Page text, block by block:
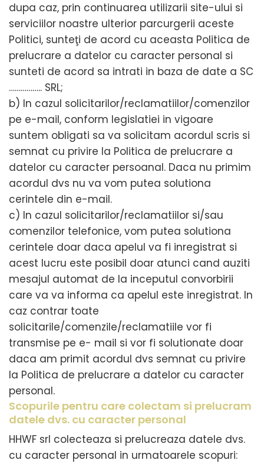
dupa caz, prin continuarea utilizarii site-ului si
serviciilor noastre ulterior parcurgerii aceste
Politici, sunteţi de acord cu aceasta Politica de
prelucrare a datelor cu caracter personal si
sunteti de acord sa intrati in baza de date a SC
…………….. SRL;
b) In cazul solicitarilor/reclamatiilor/comenzilor
pe e-mail, conform legislatiei in vigoare
suntem obligati sa va solicitam acordul scris si
semnat cu privire la Politica de prelucrare a
datelor cu caracter persoanal. Daca nu primim
acordul dvs nu va vom putea solutiona
cerintele din e-mail.
c) In cazul solicitarilor/reclamatiilor si/sau
comenzilor telefonice, vom putea solutiona
cerintele doar daca apelul va fi inregistrat si
acest lucru este posibil doar atunci cand auziti
mesajul automat de la inceputul convorbirii
care va va informa ca apelul este inregistrat. In
caz contrar toate
solicitarile/comenzile/reclamatiile vor fi
transmise pe e- mail si vor fi solutionate doar
daca am primit acordul dvs semnat cu privire
la Politica de prelucrare a datelor cu caracter
personal.
Scopurile pentru care colectam si prelucram
datele dvs. cu caracter personal
HHWF srl colecteaza si prelucreaza datele dvs.
cu caracter personal in urmatoarele scopuri: